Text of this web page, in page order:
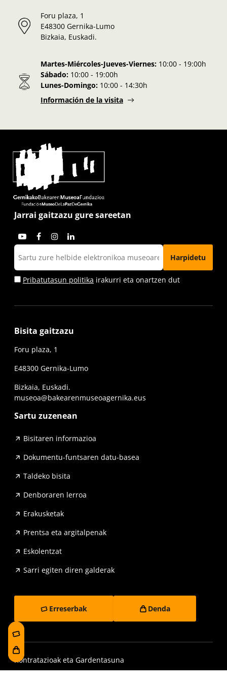
Foru plaza, 1
E48300 Gernika-Lumo
Bizkaia, Euskadi.
Martes-Miércoles-Jueves-Viernes: 10:00 - 19:00h
Sábado: 10:00 - 19:00h
Lunes-Domingo: 10:00 - 14:30h
Información de la visita
Jarrai gaitzazu gure sareetan
Pribatutasun politika irakurri eta onartzen dut
Bisita gaitzazu
Foru plaza, 1
E48300 Gernika-Lumo
Bizkaia, Euskadi.
museoa@bakearenmuseoagernika.eus
Sartu zuzenean
Bisitaren informazioa
Dokumentu-funtsaren datu-basea
Taldeko bisita
Denboraren lerroa
Erakusketak
Prentsa eta argitalpenak
Eskolentzat
Sarri egiten diren galderak
Erreserbak Denda
Kontratazioak eta Gardentasuna